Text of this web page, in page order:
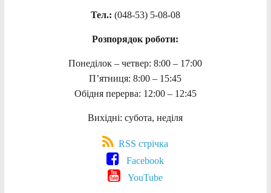
Тел.: (048-53) 5-08-08
Розпорядок роботи:
Понеділок – четвер: 8:00 – 17:00
П’ятниця: 8:00 – 15:45
Обідня перерва: 12:00 – 12:45
Вихідні: субота, неділя
RSS стрічка
Facebook
YouTube